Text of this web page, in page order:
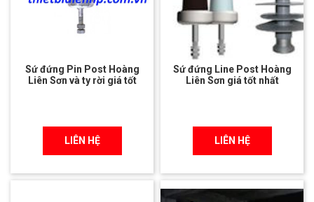
Sứ đứng Pin Post Hoàng
Liên Sơn và ty rời giá tốt
LIÊN HỆ
Sứ đứng Line Post Hoàng
Liên Sơn giá tốt nhất
LIÊN HỆ